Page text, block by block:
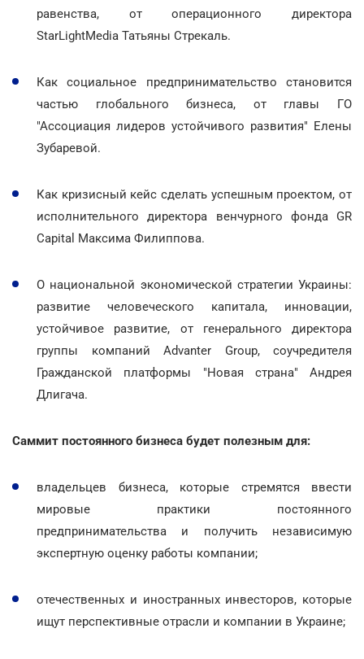
равенства, от операционного директора
StarLightMedia Татьяны Стрекаль.
Как социальное предпринимательство становится
частью глобального бизнеса, от главы ГО
"Ассоциация лидеров устойчивого развития" Елены
Зубаревой.
Как кризисный кейс сделать успешным проектом, от
исполнительного директора венчурного фонда GR
Capital Максима Филиппова.
О национальной экономической стратегии Украины:
развитие человеческого капитала, инновации,
устойчивое развитие, от генерального директора
группы компаний Advanter Group, соучредителя
Гражданской платформы "Новая страна" Андрея
Длигача.
Саммит постоянного бизнеса будет полезным для:
владельцев бизнеса, которые стремятся ввести
мировые практики постоянного
предпринимательства и получить независимую
экспертную оценку работы компании;
отечественных и иностранных инвесторов, которые
ищут перспективные отрасли и компании в Украине;